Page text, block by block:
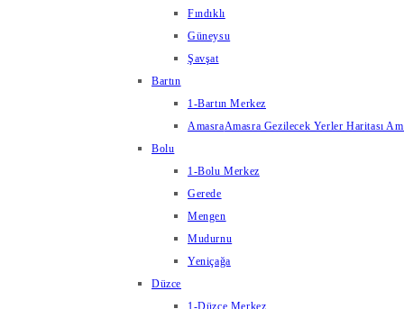
Fındıklı
Güneysu
Şavşat
Bartın
1-Bartın Merkez
AmasraAmasra Gezilecek Yerler Haritası
Bolu
1-Bolu Merkez
Gerede
Mengen
Mudurnu
Yeniçağa
Düzce
1-Düzce Merkez